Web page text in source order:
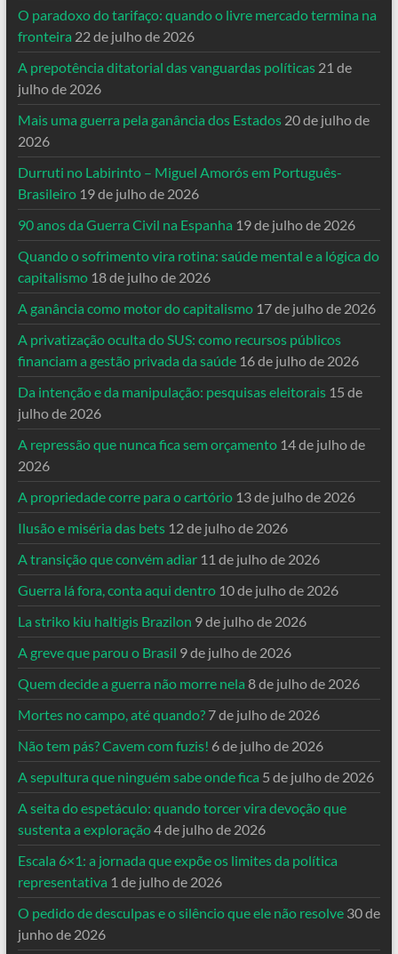
O paradoxo do tarifaço: quando o livre mercado termina na
fronteira 22 de julho de 2026
A prepotência ditatorial das vanguardas políticas 21 de
julho de 2026
Mais uma guerra pela ganância dos Estados 20 de julho de
2026
Durruti no Labirinto – Miguel Amorós em Português-
Brasileiro 19 de julho de 2026
90 anos da Guerra Civil na Espanha 19 de julho de 2026
Quando o sofrimento vira rotina: saúde mental e a lógica do
capitalismo 18 de julho de 2026
A ganância como motor do capitalismo 17 de julho de 2026
A privatização oculta do SUS: como recursos públicos
financiam a gestão privada da saúde 16 de julho de 2026
Da intenção e da manipulação: pesquisas eleitorais 15 de
julho de 2026
A repressão que nunca fica sem orçamento 14 de julho de
2026
A propriedade corre para o cartório 13 de julho de 2026
Ilusão e miséria das bets 12 de julho de 2026
A transição que convém adiar 11 de julho de 2026
Guerra lá fora, conta aqui dentro 10 de julho de 2026
La striko kiu haltigis Brazilon 9 de julho de 2026
A greve que parou o Brasil 9 de julho de 2026
Quem decide a guerra não morre nela 8 de julho de 2026
Mortes no campo, até quando? 7 de julho de 2026
Não tem pás? Cavem com fuzis! 6 de julho de 2026
A sepultura que ninguém sabe onde fica 5 de julho de 2026
A seita do espetáculo: quando torcer vira devoção que
sustenta a exploração4 de julho de 2026
Escala 6×1: a jornada que expõe os limites da política
representativa 1 de julho de 2026
O pedido de desculpas e o silêncio que ele não resolve 30 de
junho de 2026